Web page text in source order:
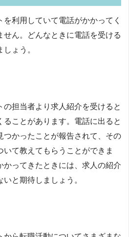
を利用していて電話がかかってく
せん。どんなときに電話を受ける
ょう。
の担当者より求人紹介を受けると
ることがあります。電話に出ると
つかったことが報告されて、その
て教えてもらうことができま
かってきたときには、求人の紹介
と期待しましょう。